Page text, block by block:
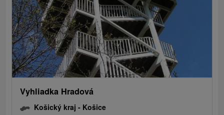
Vyhliadka Hradová
Košický kraj - Košice